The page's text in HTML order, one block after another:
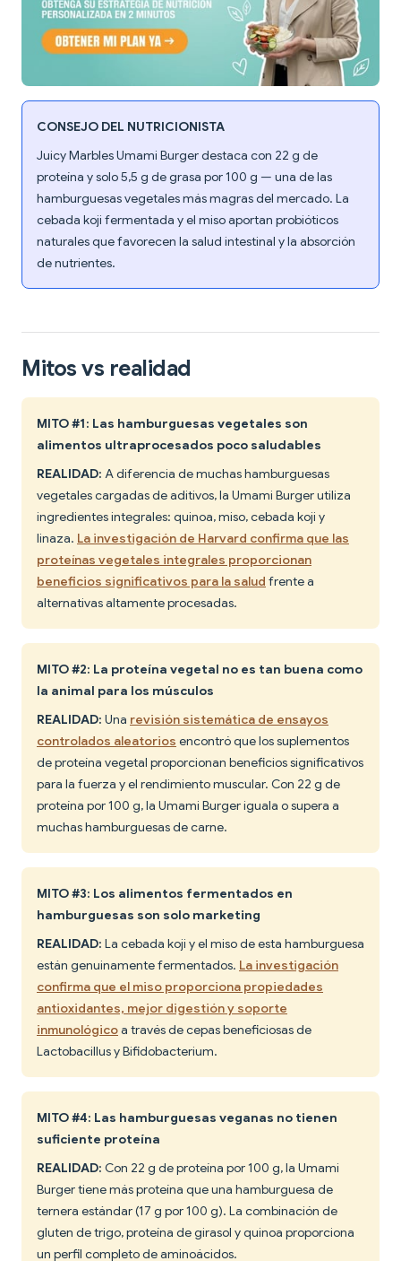
CONSEJO DEL NUTRICIONISTA
Juicy Marbles Umami Burger destaca con 22 g de
proteína y solo 5,5 g de grasa por 100 g — una de las
hamburguesas vegetales más magras del mercado. La
cebada koji fermentada y el miso aportan probióticos
naturales que favorecen la salud intestinal y la absorción
de nutrientes.
Mitos vs realidad
MITO #1: Las hamburguesas vegetales son
alimentos ultraprocesados poco saludables
REALIDAD: A diferencia de muchas hamburguesas
vegetales cargadas de aditivos, la Umami Burger utiliza
ingredientes integrales: quinoa, miso, cebada koji y
linaza. La investigación de Harvard confirma que las
proteínas vegetales integrales proporcionan
beneficios significativos para la salud frente a
alternativas altamente procesadas.
MITO #2: La proteína vegetal no es tan buena como
la animal para los músculos
REALIDAD: Una revisión sistemática de ensayos
controlados aleatorios encontró que los suplementos
de proteína vegetal proporcionan beneficios significativos
para la fuerza y el rendimiento muscular. Con 22 g de
proteína por 100 g, la Umami Burger iguala o supera a
muchas hamburguesas de carne.
MITO #3: Los alimentos fermentados en
hamburguesas son solo marketing
REALIDAD: La cebada koji y el miso de esta hamburguesa
están genuinamente fermentados. La investigación
confirma que el miso proporciona propiedades
antioxidantes, mejor digestión y soporte
inmunológicoa través de cepas beneficiosas de
Lactobacillus y Bifidobacterium.
MITO #4: Las hamburguesas veganas no tienen
suficiente proteína
REALIDAD: Con 22 g de proteína por 100 g, la Umami
Burger tiene más proteína que una hamburguesa de
ternera estándar (17 g por 100 g). La combinación de
gluten de trigo, proteína de girasol y quinoa proporciona
un perfil completo de aminoácidos.